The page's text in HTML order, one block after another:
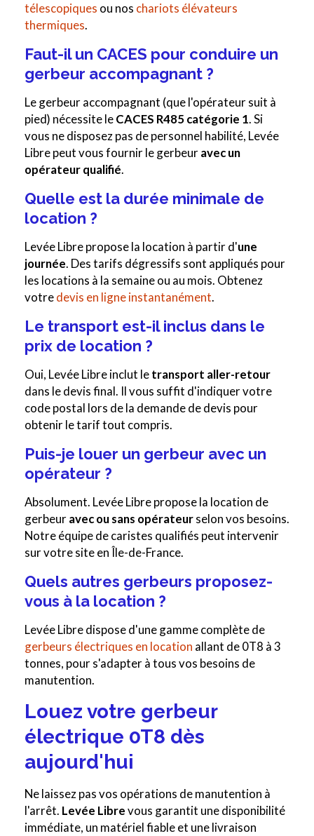
télescopiques ou nos chariots élévateurs
thermiques.
Faut-il un CACES pour conduire un
gerbeur accompagnant ?
Le gerbeur accompagnant (que l'opérateur suit à
pied) nécessite leCACES R485 catégorie 1. Si
vous ne disposez pas de personnel habilité, Levée
Libre peut vous fournir le gerbeuravec un
opérateur qualifié.
Quelle est la durée minimale de
location ?
Levée Libre propose la location à partir d'une
journée. Des tarifs dégressifs sont appliqués pour
les locations à la semaine ou au mois. Obtenez
votredevis en ligne instantanément.
Le transport est-il inclus dans le
prix de location ?
Oui, Levée Libre inclut letransport aller-retour
dans le devis final. Il vous suffit d'indiquer votre
code postal lors de la demande de devis pour
obtenir le tarif tout compris.
Puis-je louer un gerbeur avec un
opérateur ?
Absolument. Levée Libre propose la location de
gerbeuravec ou sans opérateurselon vos besoins.
Notre équipe de caristes qualifiés peut intervenir
sur votre site en Île-de-France.
Quels autres gerbeurs proposez-
vous à la location ?
Levée Libre dispose d'une gamme complète de
gerbeurs électriques en location allant de 0T8 à 3
tonnes, pour s'adapter à tous vos besoins de
manutention.
Louez votre gerbeur
électrique 0T8 dès
aujourd'hui
Ne laissez pas vos opérations de manutention à
l'arrêt. Levée Librevous garantit une disponibilité
immédiate, un matériel fiable et une livraison